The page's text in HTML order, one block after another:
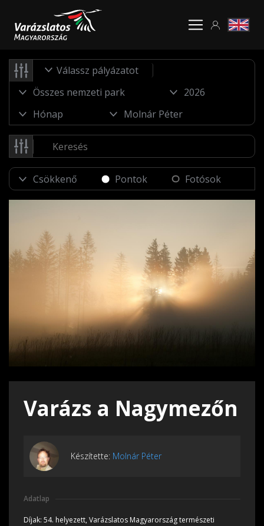
Válassz pályázatot
Pontok Fotósok
Varázs a Nagymezőn
Készítette: Molnár Péter
Adatlap
Díjak: 54. helyezett, Varázslatos Magyarország természeti